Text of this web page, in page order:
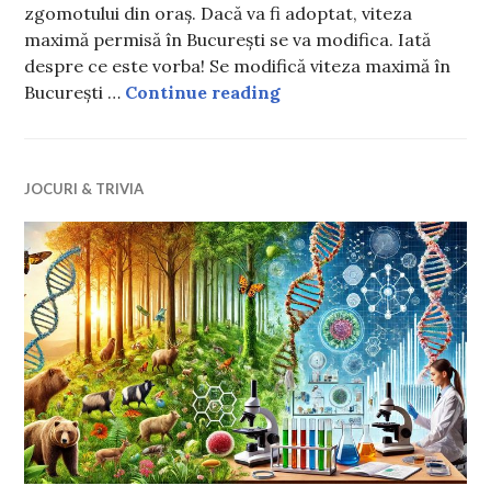
zgomotului din oraș. Dacă va fi adoptat, viteza
maximă permisă în București se va modifica. Iată
despre ce este vorba! Se modifică viteza maximă în
București … Continue readingSe schimbă viteza
JOCURI & TRIVIA